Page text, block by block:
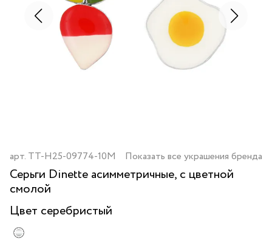
арт. TT-H25-09774-10M Показать все украшения бренда
Серьги Dinette асимметричные, с цветной
смолой
Цвет серебристый